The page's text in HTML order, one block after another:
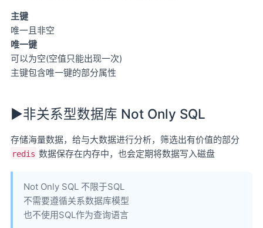
主键
唯一且非空
唯一键
可以为空(空值只能出现一次)
主键包含唯一键的部分属性
►非关系型数据库 Not Only SQL
存储海量数据，给与大数据进行分析，筛选出有价值的部分
redis 数据保存在内存中，也会定期将数据写入磁盘
Not Only SQL 不限于SQL
不需要遵循关系数据库模型
也不使用SQL作为查询语言